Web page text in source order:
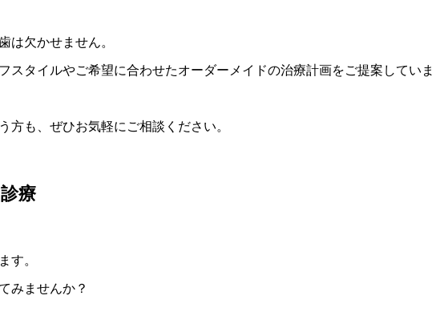
は欠かせません。
スタイルやご希望に合わせたオーダーメイドの治療計画をご提案していま
方も、ぜひお気軽にご相談ください。
療
す。
みませんか？